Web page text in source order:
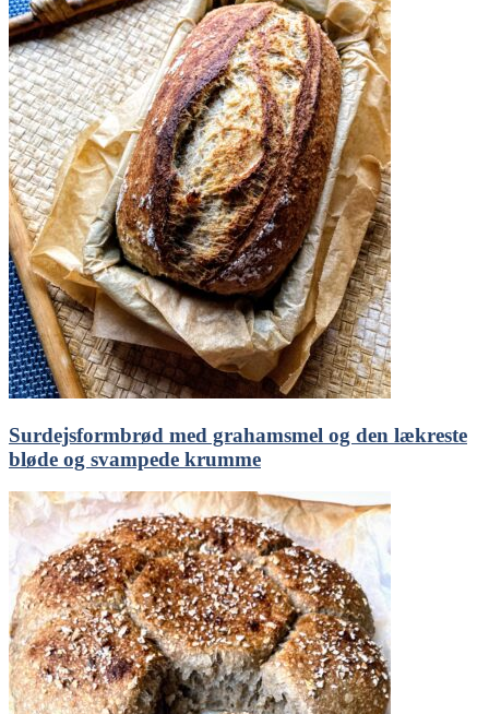
Surdejsformbrød med grahamsmel og den lækreste
bløde og svampede krumme